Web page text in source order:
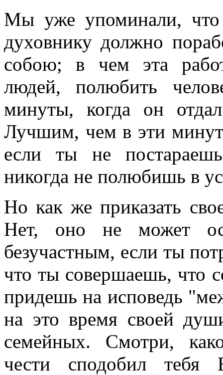
Мы уже упоминали, что
духовнику должно
собою; в чем эта
людей, полюбить
минуты, когда он
Лучшим, чем в эти
если ты не
никогда не полюбишь в
Но как же приказать
Нет, оно не может
безучастным, если ты
что ты совершаешь, что
придешь на исповедь
на это время своей
семейных. Смотри,
чести сподобил тебя